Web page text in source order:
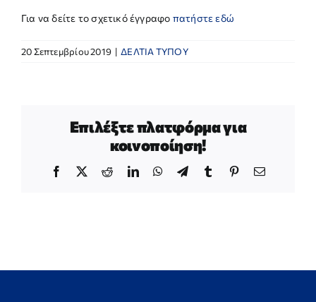
Για να δείτε το σχετικό έγγραφο πατήστε εδώ
20 Σεπτεμβρίου 2019 | ΔΕΛΤΙΑ ΤΥΠΟΥ
Επιλέξτε πλατφόρμα για
κοινοποίηση!
Facebook RedditLinkedInWhatsApp
TelegramTumblrPinterestEmail